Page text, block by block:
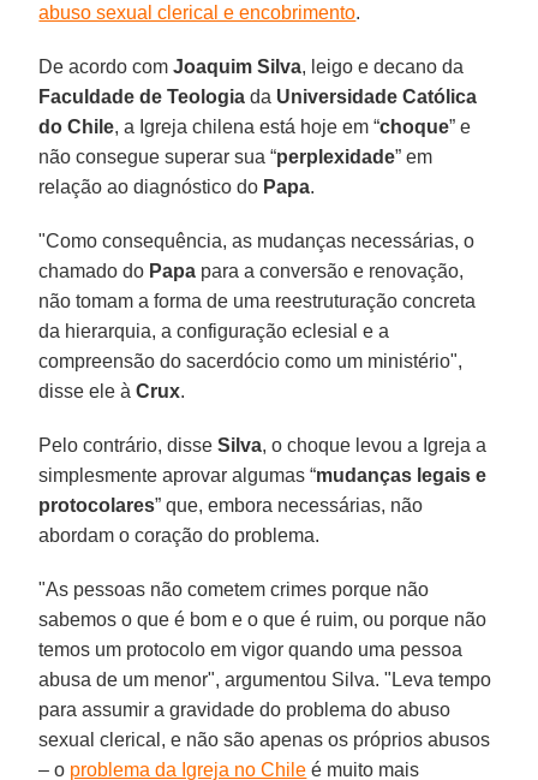
abuso sexual clerical e encobrimento.
De acordo comJoaquim Silva, leigo e decano da
Faculdade de Teologiada Universidade Católica
do Chile, a Igreja chilena está hoje em “choque” e
não consegue superar sua “perplexidade” em
relação ao diagnóstico do Papa.
"Como consequência, as mudanças necessárias, o
chamado do Papa para a conversão e renovação,
não tomam a forma de uma reestruturação concreta
da hierarquia, a configuração eclesial e a
compreensão do sacerdócio como um ministério",
disse ele àCrux.
Pelo contrário, disseSilva, o choque levou a Igreja a
simplesmente aprovar algumas “mudanças legais e
protocolares” que, embora necessárias, não
abordam o coração do problema.
"As pessoas não cometem crimes porque não
sabemos o que é bom e o que é ruim, ou porque não
temos um protocolo em vigor quando uma pessoa
abusa de um menor", argumentou Silva. "Leva tempo
para assumir a gravidade do problema do abuso
sexual clerical, e não são apenas os próprios abusos
– o problema da Igreja no Chile é muito mais